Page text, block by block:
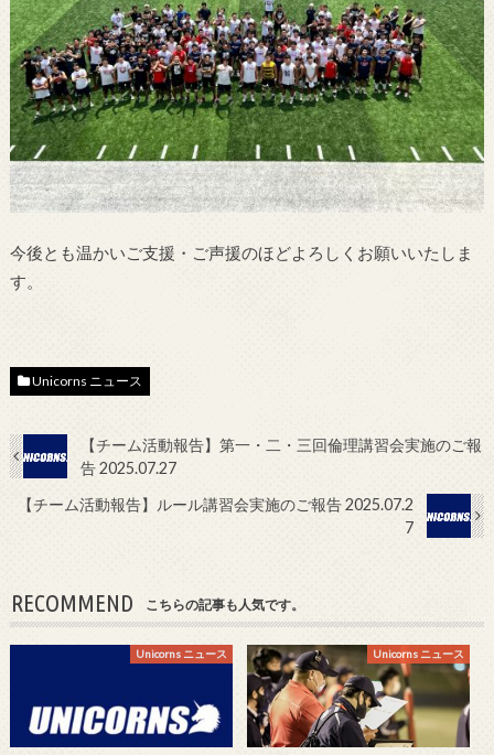
今後とも温かいご支援・ご声援のほどよろしくお願いいたしま
す。
Unicorns ニュース
【チーム活動報告】第一・二・三回倫理講習会実施のご報
告 2025.07.27
【チーム活動報告】ルール講習会実施のご報告 2025.07.2
7
RECOMMEND こちらの記事も人気です。
Unicorns ニュース Unicorns ニュース